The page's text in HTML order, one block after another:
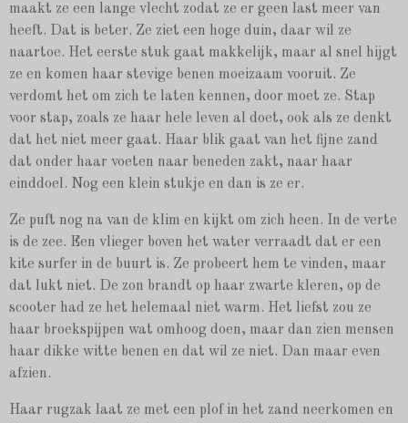
maakt ze een lange vlecht zodat ze er geen last meer van
heeft. Dat is beter. Ze ziet een hoge duin, daar wil ze
naartoe. Het eerste stuk gaat makkelijk, maar al snel hijgt
ze en komen haar stevige benen moeizaam vooruit. Ze
verdomt het om zich te laten kennen, door moet ze. Stap
voor stap, zoals ze haar hele leven al doet, ook als ze denkt
dat het niet meer gaat. Haar blik gaat van het fijne zand
dat onder haar voeten naar beneden zakt, naar haar
einddoel. Nog een klein stukje en dan is ze er.
Ze puft nog na van de klim en kijkt om zich heen. In de verte
is de zee. Een vlieger boven het water verraadt dat er een
kite surfer in de buurt is. Ze probeert hem te vinden, maar
dat lukt niet. De zon brandt op haar zwarte kleren, op de
scooter had ze het helemaal niet warm. Het liefst zou ze
haar broekspijpen wat omhoog doen, maar dan zien mensen
haar dikke witte benen en dat wil ze niet. Dan maar even
afzien.
Haar rugzak laat ze met een plof in het zand neerkomen en